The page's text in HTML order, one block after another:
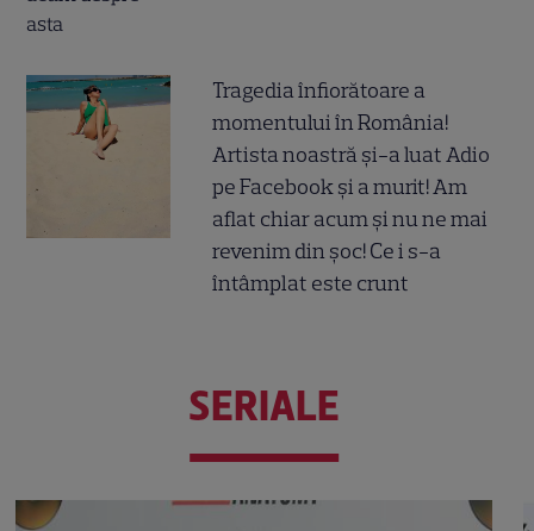
Tragedia înfiorătoare a
momentului în România!
Artista noastră și-a luat Adio
pe Facebook și a murit! Am
aflat chiar acum și nu ne mai
revenim din șoc! Ce i s-a
întâmplat este crunt
SERIALE